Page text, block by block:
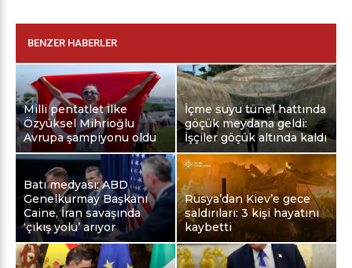
BENZER HABERLER
Milli pentatlet İlke
Özyüksel Mihrioğlu
Avrupa şampiyonu oldu
İçme suyu tünel hattında
göçük meydana geldi:
İşçiler göçük altında kaldı
Batı medyası: ABD
Genelkurmay Başkanı
Caine, İran savaşında
‘çıkış yolu’ arıyor
Rusya’dan Kiev’e gece
saldırıları: 3 kişi hayatını
kaybetti